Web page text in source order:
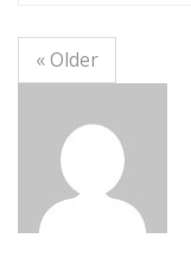
« Older